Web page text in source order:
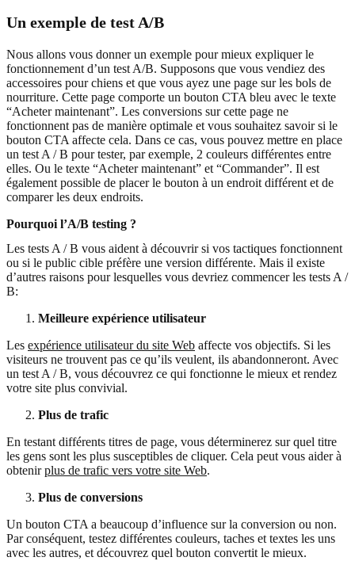
Un exemple de test A/B
Nous allons vous donner un exemple pour mieux expliquer le
fonctionnement d’un test A/B. Supposons que vous vendiez des
accessoires pour chiens et que vous ayez une page sur les bols de
nourriture. Cette page comporte un bouton CTA bleu avec le texte
“Acheter maintenant”. Les conversions sur cette page ne
fonctionnent pas de manière optimale et vous souhaitez savoir si le
bouton CTA affecte cela. Dans ce cas, vous pouvez mettre en place
un test A / B pour tester, par exemple, 2 couleurs différentes entre
elles. Ou le texte “Acheter maintenant” et “Commander”. Il est
également possible de placer le bouton à un endroit différent et de
comparer les deux endroits.
Pourquoi l’A/B testing ?
Les tests A / B vous aident à découvrir si vos tactiques fonctionnent
ou si le public cible préfère une version différente. Mais il existe
d’autres raisons pour lesquelles vous devriez commencer les tests A /
B:
Meilleure expérience utilisateur
Les expérience utilisateur du site Web affecte vos objectifs. Si les
visiteurs ne trouvent pas ce qu’ils veulent, ils abandonneront. Avec
un test A / B, vous découvrez ce qui fonctionne le mieux et rendez
votre site plus convivial.
Plus de trafic
En testant différents titres de page, vous déterminerez sur quel titre
les gens sont les plus susceptibles de cliquer. Cela peut vous aider à
obtenirplus de trafic vers votre site Web.
Plus de conversions
Un bouton CTA a beaucoup d’influence sur la conversion ou non.
Par conséquent, testez différentes couleurs, taches et textes les uns
avec les autres, et découvrez quel bouton convertit le mieux.